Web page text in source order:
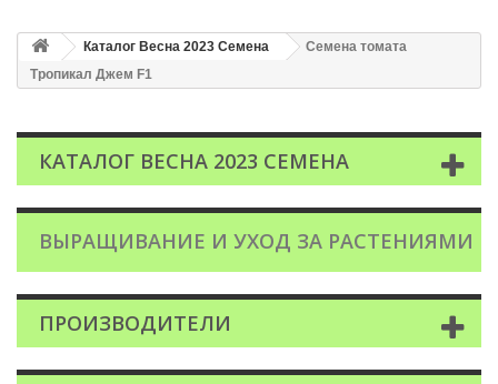
Каталог Весна 2023 Семена
Семена томата
Тропикал Джем F1
КАТАЛОГ ВЕСНА 2023 СЕМЕНА
ВЫРАЩИВАНИЕ И УХОД ЗА РАСТЕНИЯМИ
ПРОИЗВОДИТЕЛИ